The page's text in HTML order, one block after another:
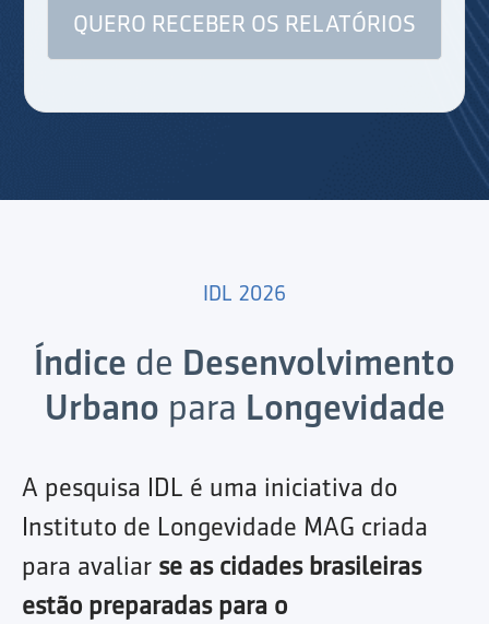
IDL 2026
Índice de Desenvolvimento
Urbano para Longevidade
A pesquisa IDL é uma iniciativa do
Instituto de Longevidade MAG criada
para avaliar se as cidades brasileiras
estão preparadas para o